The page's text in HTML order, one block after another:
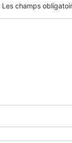
Les champs